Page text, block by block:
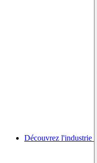
Découvrez l'industrie